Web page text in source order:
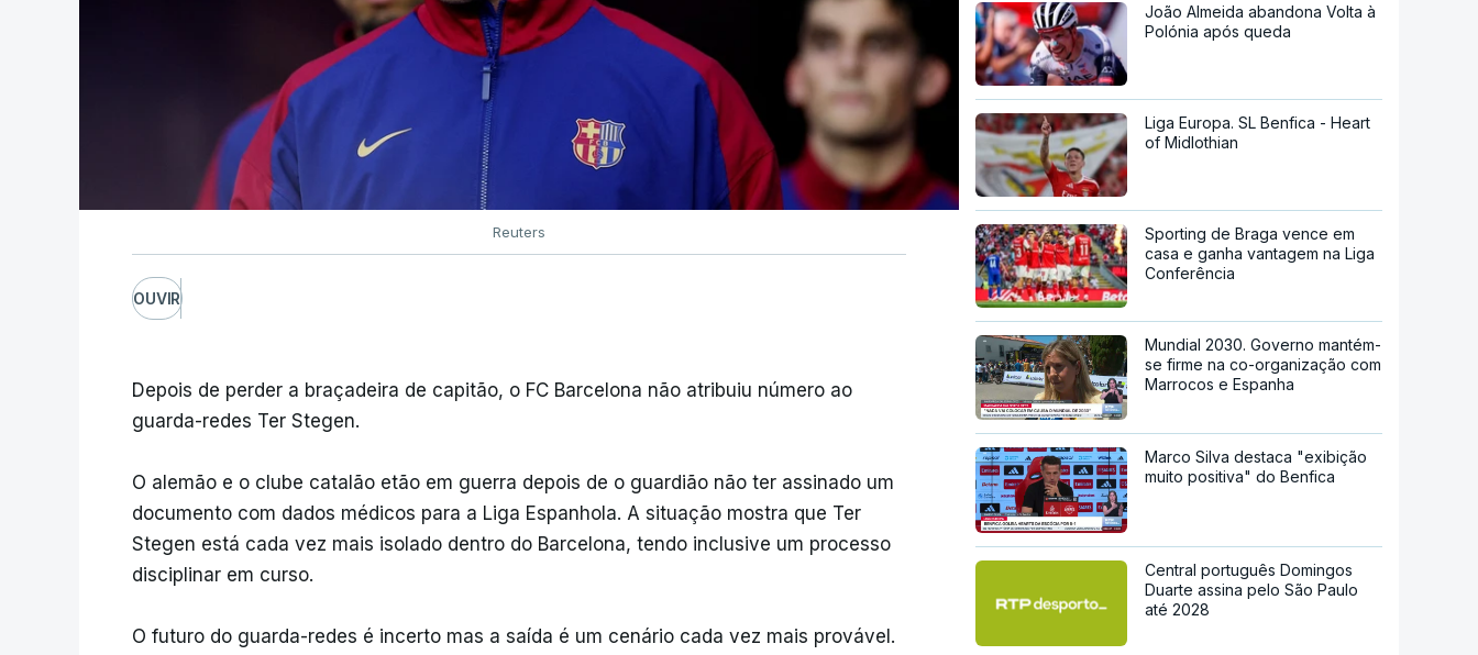
Reuters
OUVIR
Depois de perder a braçadeira de capitão, o FC Barcelona não atribuiu número ao
guarda-redes Ter Stegen.
O alemão e o clube catalão etão em guerra depois de o guardião não ter assinado um
documento com dados médicos para a Liga Espanhola. A situação mostra que Ter
Stegen está cada vez mais isolado dentro do Barcelona, tendo inclusive um processo
disciplinar em curso.
O futuro do guarda-redes é incerto mas a saída é um cenário cada vez mais provável.
João Almeida abandona Volta à
Polónia após queda
Liga Europa. SL Benfica - Heart
of Midlothian
Sporting de Braga vence em
casa e ganha vantagem na Liga
Conferência
Mundial 2030. Governo mantém-
se firme na co-organização com
Marrocos e Espanha
Marco Silva destaca "exibição
muito positiva" do Benfica
Central português Domingos
Duarte assina pelo São Paulo
até 2028